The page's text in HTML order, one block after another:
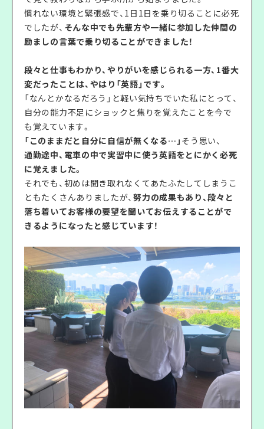
慣れない環境と緊張感で、1日1日を乗り切ることに必死
でしたが、 そんな中でも先輩方や一緒に参加した仲間の
励ましの言葉で乗り切ることができました！
段々と仕事もわかり、やりがいを感じられる一方、1番大
変だったことは、やはり「英語」です。
「なんとかなるだろう」と軽い気持ちでいた私にとって、
自分の能力不足にショックと焦りを覚えたことを今で
も覚えています。
「このままだと自分に自信が無くなる…」 そう思い、
通勤途中、電車の中で実習中に使う英語をとにかく必死
に覚えました。
それでも、初めは聞き取れなくてあたふたしてしまうこ
ともたくさんありましたが、努力の成果もあり、段々と
落ち着いてお客様の要望を聞いてお伝えすることがで
きるようになったと感じています！